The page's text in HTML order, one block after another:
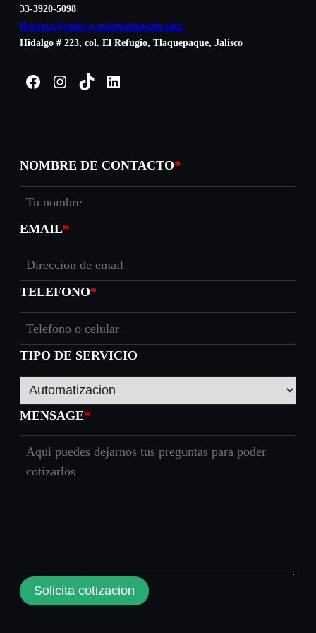
33-3920-5098
jherrera@renova-automatizacion.com
Hidalgo # 223, col. El Refugio, Tlaquepaque, Jalisco
Facebook
Instagram
TikTokLinkedIn
NOMBRE DE CONTACTO*
EMAIL*
TELEFONO*
TIPO DE SERVICIO
MENSAGE*
Solicita cotizacion